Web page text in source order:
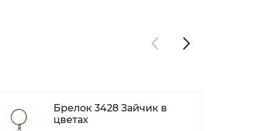
Брелок 3428 Зайчик в
цветах